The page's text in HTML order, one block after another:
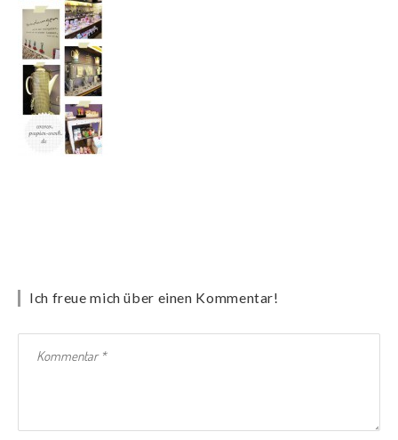
Ich freue mich über einen Kommentar!